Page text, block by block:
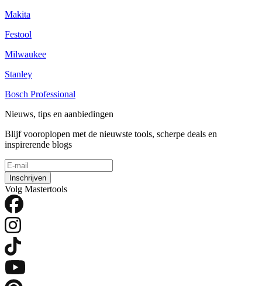
Makita
Festool
Milwaukee
Stanley
Bosch Professional
Nieuws, tips en aanbiedingen
Blijf vooroplopen met de nieuwste tools, scherpe deals en
inspirerende blogs
Inschrijven
Volg Mastertools